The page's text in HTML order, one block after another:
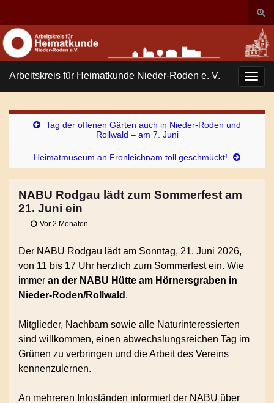
Search for:
Arbeitskreis für Heimatkunde Nieder-Roden e. V.
Tag der offenen Gärten auch in Nieder-Roden und
Rollwald – am 7. Juni
Heimatmuseum an Fronleichnam toll geschmückt!
NABU Rodgau lädt zum Sommerfest am
21. Juni ein
Vor 2 Monaten
Der NABU Rodgau lädt am Sonntag, 21. Juni 2026,
von 11 bis 17 Uhr herzlich zum Sommerfest ein. Wie
immer an der NABU Hütte am Hörnersgraben in
Nieder-Roden/Rollwald .
Mitglieder, Nachbarn sowie alle Naturinteressierten
sind willkommen, einen abwechslungsreichen Tag im
Grünen zu verbringen und die Arbeit des Vereins
kennenzulernen.
An mehreren Infoständen informiert der NABU über